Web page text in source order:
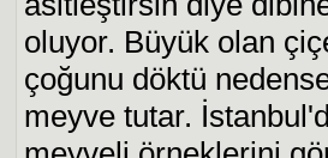
oluyor. Büyük olan
çoğunu döktü
meyve tutar.